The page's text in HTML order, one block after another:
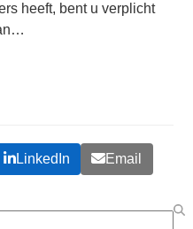
heeft, bent u verplicht
LinkedIn Email